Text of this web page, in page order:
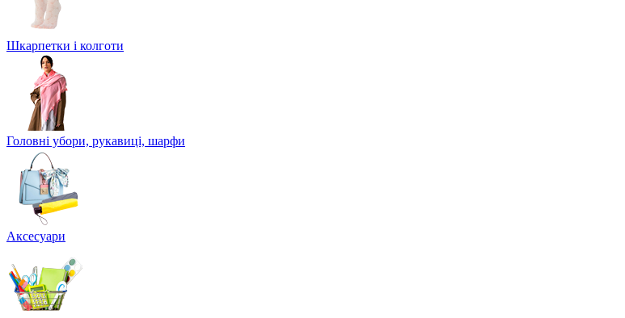
Шкарпетки і колготи
Головні убори, рукавиці, шарфи
Аксесуари